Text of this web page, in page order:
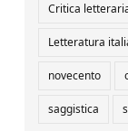
Critica
Letteratura
novecento
saggistica